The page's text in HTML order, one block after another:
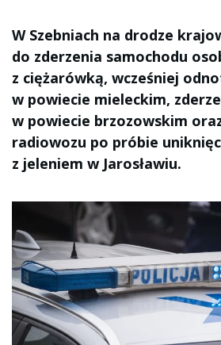
W Szebniach na drodze
do zderzenia samochodu
z ciężarówką, wcześniej
w powiecie mieleckim,
w powiecie brzozowskim
radiowozu po próbie
z jeleniem w Jarosławiu.